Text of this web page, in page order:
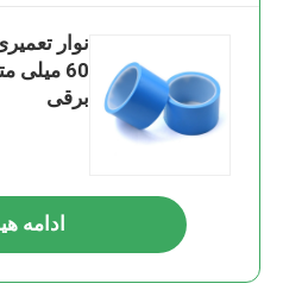
60
برقی
ادامه